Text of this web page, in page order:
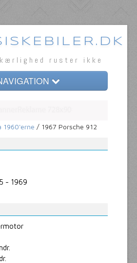
ruster ikke
1960'erne / 1967 Porsche 912
- 1969